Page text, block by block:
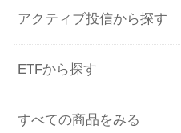
アクティブ投信から探す
ETFから探す
すべての商品をみる